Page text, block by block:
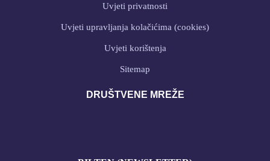
Uvjeti privatnosti
Uvjeti upravljanja kolačićima (cookies)
Uvjeti korištenja
Sitemap
DRUŠTVENE MREŽE